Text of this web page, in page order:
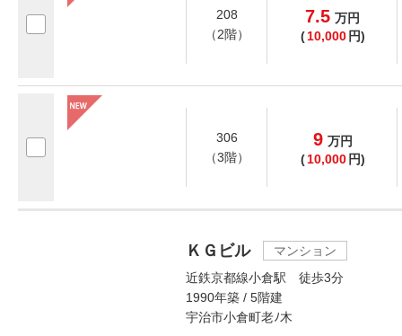
208
（2階）
7.5 万円
( 10,000 円)
306
（3階）
9 万円
( 10,000 円)
ＫＧビル
マンション
近鉄京都線小倉駅 徒歩3分
1990年築 / 5階建
宇治市小倉町老ﾉ木